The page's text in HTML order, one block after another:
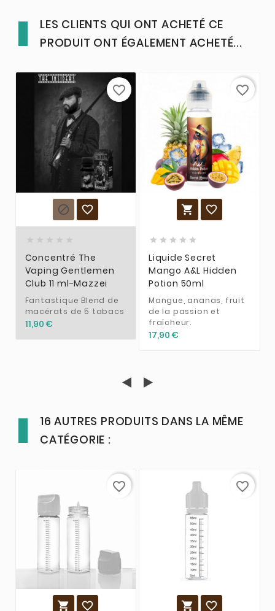
LES CLIENTS QUI ONT ACHETÉ CE
PRODUIT ONT ÉGALEMENT ACHETÉ...
 
Concentré The
Vaping Gentlemen
Club 11 ml-Mazzei
Fantastique Blend de
macérats de 5 tabacs
11,90 €
favorite_border
 
    
Liquide Secret
Mango A&L Hidden
Potion 50ml
Mangue, ananas, fruit
de la passion et
fraîcheur.
17,90 €
favorite_border
16 AUTRES PRODUITS DANS LA MÊME
CATÉGORIE :
 
favorite_border
 
favorite_border